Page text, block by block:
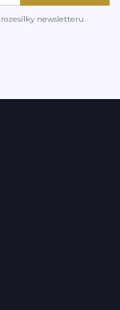
newsletteru.